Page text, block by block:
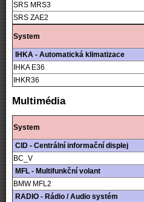
SRS MRS3
SRS ZAE2
System
IHKA - Automatická klimatizace
IHKA E36
IHKR36
Multimédia
System
CID - Centrální informační displej
BC_V
MFL - Multifunkční volant
BMW MFL2
RADIO - Rádio / Audio systém